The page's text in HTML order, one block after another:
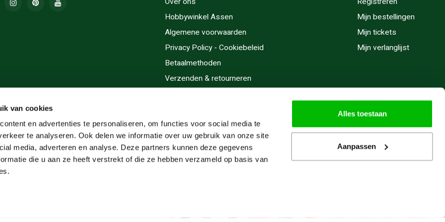
van cookies
en advertenties te personaliseren, om functies voor social media te
te analyseren. Ook delen we informatie over uw gebruik van onze site
media, adverteren en analyse. Deze partners kunnen deze gegevens
die u aan ze heeft verstrekt of die ze hebben verzameld op basis van
Alles toestaan
Aanpassen
Hobbywinkel Assen
Algemene voorwaarden
Privacy Policy - Cookiebeleid
Betaalmethoden
Verzenden & retourneren
Cadeaubonnen
Inlijsten
Servicegebieden
Mijn bestellingen
Mijn tickets
Mijn verlanglijst